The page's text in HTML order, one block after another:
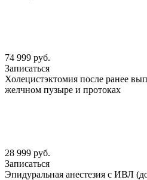
74 999 руб.
Записаться
Холецистэктомия после ранее
желчном пузыре и протоках
28 999 руб.
Записаться
Эпидуральная анестезия с ИВЛ